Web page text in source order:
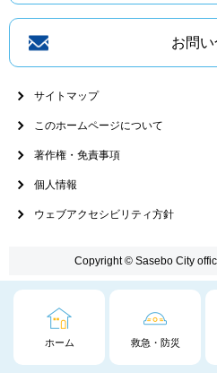
ホーム 救急・防災
お問
サイトマップ
このホームページについて
著作権・免責事項
個人情報
ウェブアクセシビリティ方針
Copyright © Sasebo City